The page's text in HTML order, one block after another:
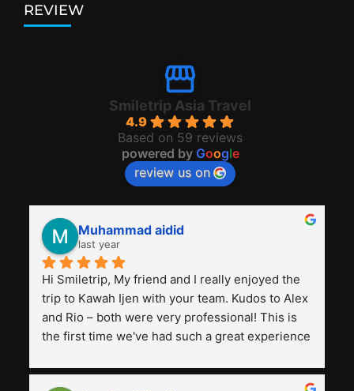
REVIEW
Smiletrip Asia Travel
4.9
Based on 59 reviews
powered by Google
review us on
Muhammad aidid
last year
Hi Smiletrip, My friend and I really enjoyed the
trip to Kawah Ijen with your team. Kudos to Alex
and Rio – both were very professional! This is
the first time we've had such a great experience
previous ones we've used.